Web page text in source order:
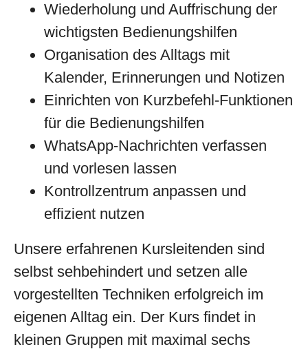
Wiederholung und Auffrischung der
wichtigsten Bedienungshilfen
Organisation des Alltags mit
Kalender, Erinnerungen und Notizen
Einrichten von Kurzbefehl-Funktionen
für die Bedienungshilfen
WhatsApp-Nachrichten verfassen
und vorlesen lassen
Kontrollzentrum anpassen und
effizient nutzen
Unsere erfahrenen Kursleitenden sind
selbst sehbehindert und setzen alle
vorgestellten Techniken erfolgreich im
eigenen Alltag ein. Der Kurs findet in
kleinen Gruppen mit maximal sechs